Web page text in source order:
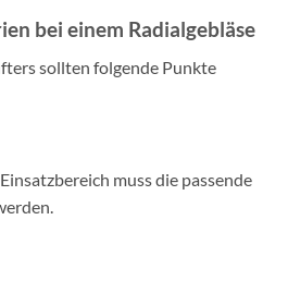
bei einem Radialgebläse
sollten folgende Punkte
muss die passende